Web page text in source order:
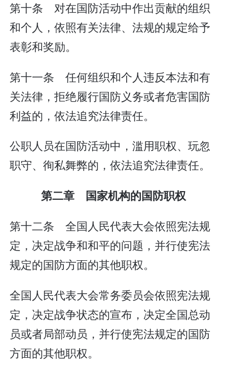
第十条 对在国防活动中作出贡献的组织
和个人，依照有关法律、法规的规定给予
表彰和奖励。
第十一条 任何组织和个人违反本法和有
关法律，拒绝履行国防义务或者危害国防
利益的，依法追究法律责任。
公职人员在国防活动中，滥用职权、玩忽
职守、徇私舞弊的，依法追究法律责任。
第二章 国家机构的国防职权
第十二条 全国人民代表大会依照宪法规
定，决定战争和和平的问题，并行使宪法
规定的国防方面的其他职权。
全国人民代表大会常务委员会依照宪法规
定，决定战争状态的宣布，决定全国总动
员或者局部动员，并行使宪法规定的国防
方面的其他职权。